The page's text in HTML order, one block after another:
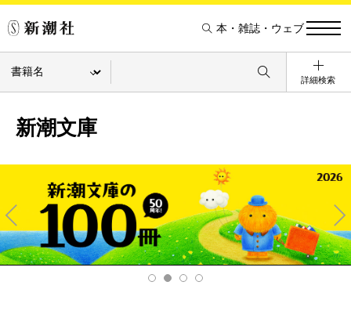
本・雑誌・ウェブ
詳細検索
新潮文庫
Pre
v
Ne
xt